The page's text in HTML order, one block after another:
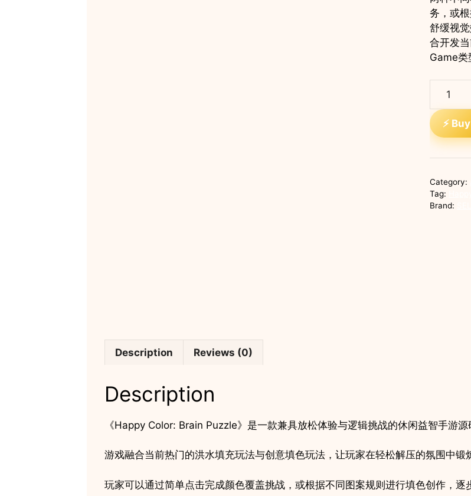
务，或
舒缓视
合开发
Game类
Color
Brain
Puzzle
Unity
完
源
码
⚡
Category:
Tag:
Brand:
Description Reviews (0)
Description
《Happy Color: Brain Puzzle》是一款兼具放松体验与逻辑挑战的休闲益智手游源
游戏融合当前热门的洪水填充玩法与创意填色玩法，让玩家在轻松解压的氛围中锻
玩家可以通过简单点击完成颜色覆盖挑战，或根据不同图案规则进行填色创作，逐